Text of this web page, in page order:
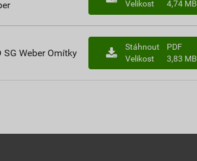
Velikost
4,74 MB
SG Weber Omítky
Stáhnout
PDF
Velikost
3,83 MB